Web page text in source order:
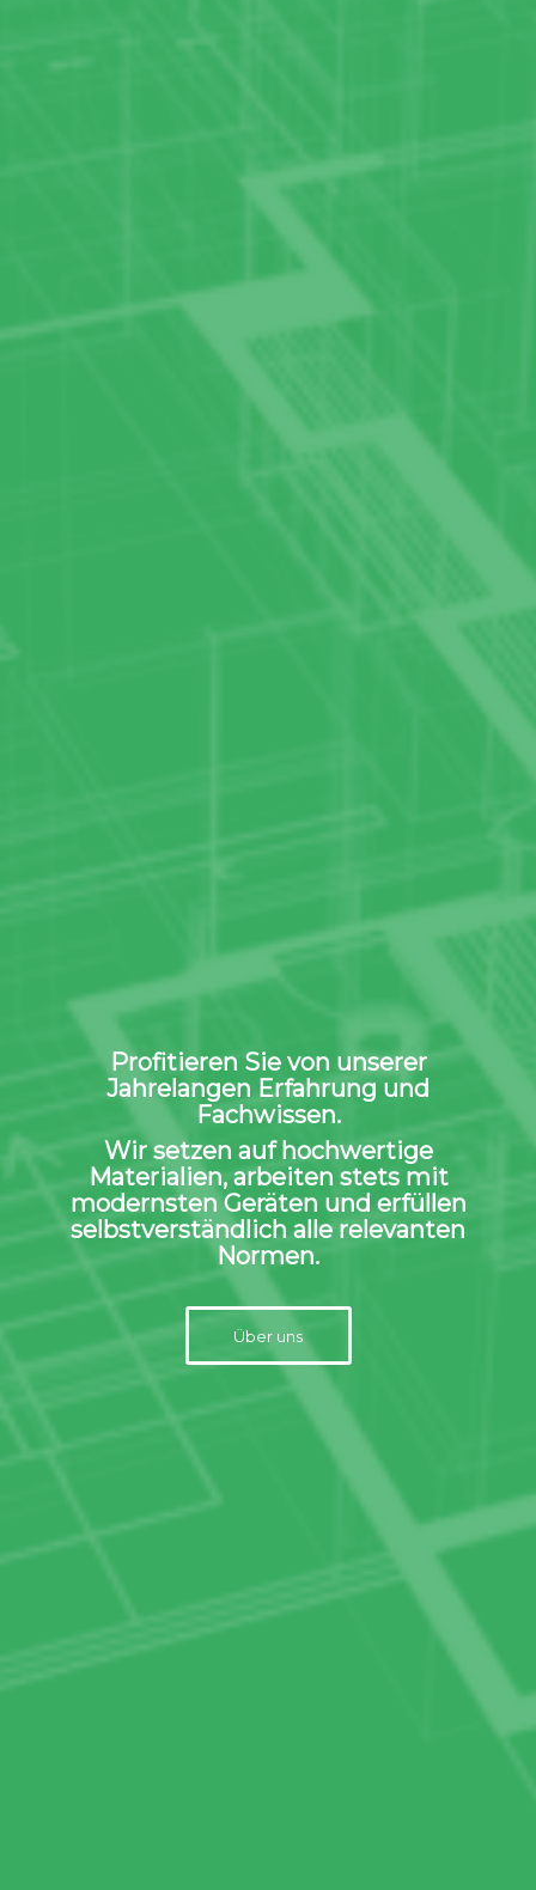
Profitieren Sie von unserer
Jahrelangen Erfahrung und
Fachwissen.
Wir setzen auf hochwertige
Materialien, arbeiten stets mit
modernsten Geräten und erfüllen
selbstverständlich alle relevanten
Normen.
Über uns